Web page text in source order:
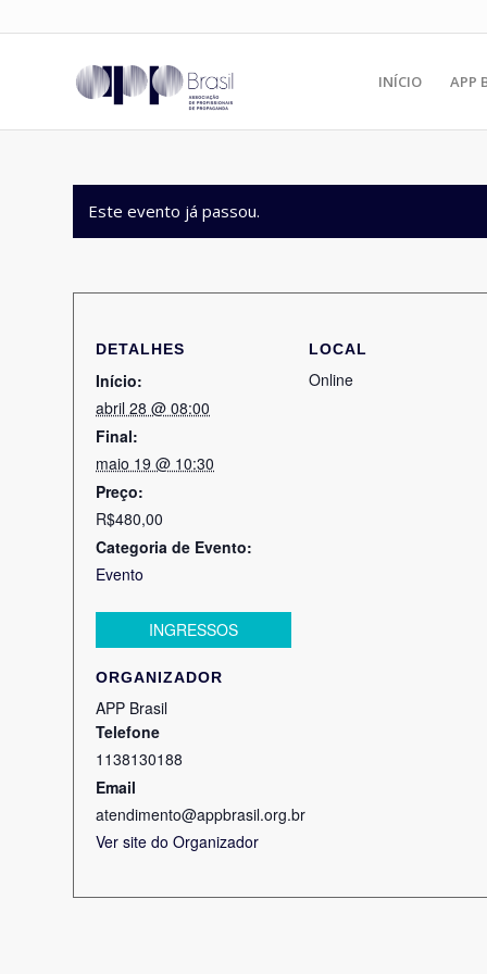
INÍCIO APP
Este evento já passou.
DETALHES
Início:
abril 28 @ 08:00
Final:
maio 19 @ 10:30
Preço:
R$480,00
Categoria de Evento:
Evento
INGRESSOS
LOCAL
Online
ORGANIZADOR
APP Brasil
Telefone
1138130188
Email
atendimento@appbrasil.org.br
Ver site do Organizador